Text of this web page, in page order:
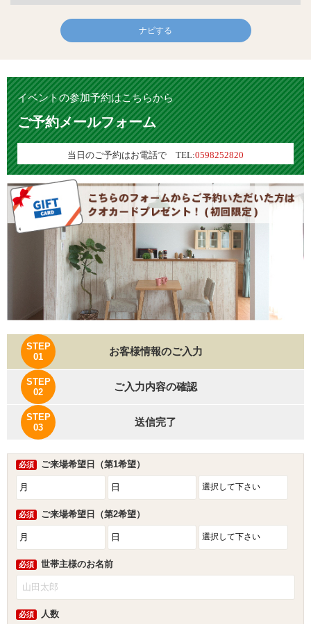
ナビする
イベントの参加予約はこちらから
ご予約メールフォーム
当日のご予約はお電話で TEL:0598252820
STEP
01
お客様情報のご入力
STEP
02
ご入力内容の確認
STEP
03
送信完了
必須 ご来場希望日（第1希望）
必須 ご来場希望日（第2希望）
必須 世帯主様のお名前
必須
人数